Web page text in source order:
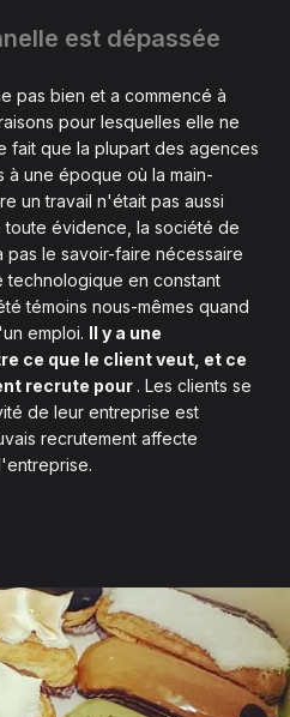
est dépassée
pas bien et a commencé à
pour lesquelles elle ne
fait que la plupart des agences
une époque où la main-
un travail n'était pas aussi
évidence, la société de
le savoir-faire nécessaire
technologique en constant
témoins nous-mêmes quand
emploi. Il y a une
ce que le client veut, et ce
recrute pour . Les clients se
de leur entreprise est
recrutement affecte